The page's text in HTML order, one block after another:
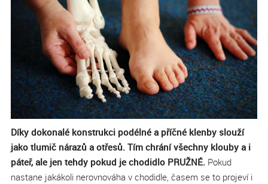
Díky dokonalé konstrukci podélné a příčné klenby slouží
jako tlumič nárazů a otřesů. Tím chrání všechny klouby a i
páteř, ale jen tehdy pokud je chodidlo PRUŽNÉ.Pokud
nastane jakákoli nerovnováha v chodidle, časem se to projeví i